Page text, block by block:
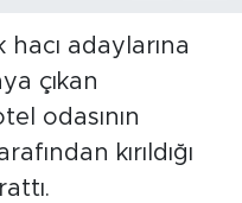
adaylarına
çıkan
odasının
kırıldığı